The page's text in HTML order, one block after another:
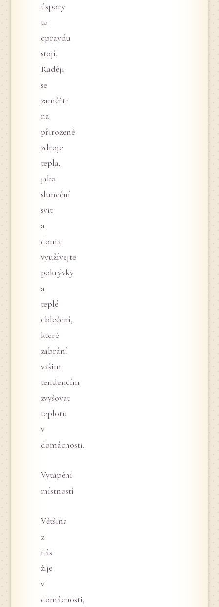
úspory
to
opravdu
stojí.
Raději
se
zaměřte
na
přirozené
zdroje
tepla,
jako
sluneční
svit
a
doma
využívejte
pokrývky
a
teplé
oblečení,
které
zabrání
vašim
tendencím
zvyšovat
teplotu
v
domácnosti.
Vytápění
místností
Většina
z
nás
žije
v
domácnosti,